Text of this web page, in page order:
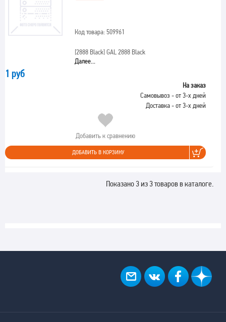
Код товара: 509961
[2888 Black]GAL 2888 Black
Далее...
1 руб
На заказ
Самовывоз - от 3-х дней
Доставка - от 3-х дней
Добавить к сравнению
ДОБАВИТЬ В КОРЗИНУ
Показано 3 из 3 товаров в каталоге.